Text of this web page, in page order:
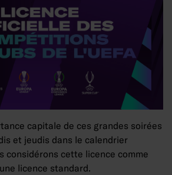
capitale de ces grandes soirées
et jeudis dans le calendrier
considérons cette licence comme
licence standard.